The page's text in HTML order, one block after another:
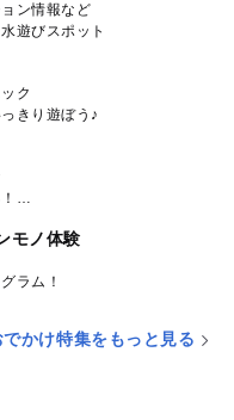
ン情報など
遊びスポット
ク
きり遊ぼう♪
モノ体験
ラム！
かけ特集をもっと見る